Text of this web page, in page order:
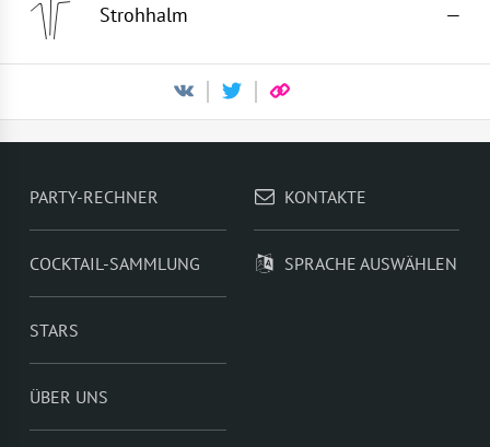
Strohhalm —
PARTY-RECHNER
COCKTAIL-SAMMLUNG
STARS
ÜBER UNS
KONTAKTE
SPRACHE AUSWÄHLEN